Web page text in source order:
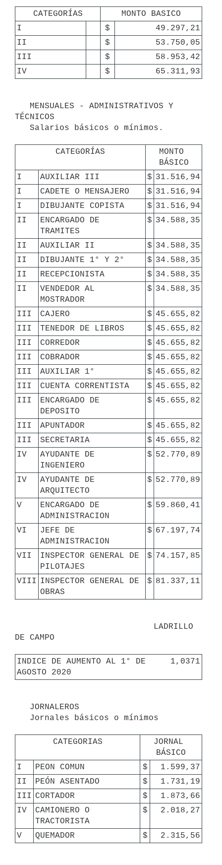
CATEGORÍAS
MONTO BASICO
I
$
49.297,21
II
$
53.750,05
III
$
58.953,42
IV
$ 65.311,93
TÉCNICOS
CATEGORÍAS
MONTO
BÁSICO
I
AUXILIAR III $ 31.516,94
I
CADETE O MENSAJERO $ 31.516,94
I
DIBUJANTE COPISTA $ 31.516,94
II
ENCARGADO DE
TRAMITES
$ 34.588,35
II AUXILIAR II $ 34.588,35
II
DIBUJANTE 1° Y 2° $ 34.588,35
II
RECEPCIONISTA $ 34.588,35
II
VENDEDOR AL
MOSTRADOR
$ 34.588,35
III CAJERO $ 45.655,82
III
TENEDOR DE LIBROS $ 45.655,82
III
CORREDOR $ 45.655,82
III
COBRADOR $ 45.655,82
III
AUXILIAR 1° $ 45.655,82
III
CUENTA CORRENTISTA $ 45.655,82
III
ENCARGADO DE
DEPOSITO
$ 45.655,82
III APUNTADOR $ 45.655,82
III
SECRETARIA $ 45.655,82
IV
AYUDANTE DE
INGENIERO
$ 52.770,89
IV
AYUDANTE DE
ARQUITECTO
$ 52.770,89
V
ENCARGADO DE
ADMINISTRACION
$ 59.860,41
VI
JEFE DE
ADMINISTRACION
$ 67.197,74
VII
INSPECTOR GENERAL DE
PILOTAJES
$ 74.157,85
VIII INSPECTOR GENERAL DE
OBRAS
$ 81.337,11
DE CAMPO
INDICE DE AUMENTO AL 1° DE
AGOSTO 2020
1,0371
CATEGORIAS
JORNAL
BÁSICO
I
PEON COMUN $
1.599,37
II
PEÓN ASENTADO $
1.731,19
III CORTADOR $
1.873,66
IV
CAMIONERO O
TRACTORISTA
$ 2.018,27
V QUEMADOR $ 2.315,56